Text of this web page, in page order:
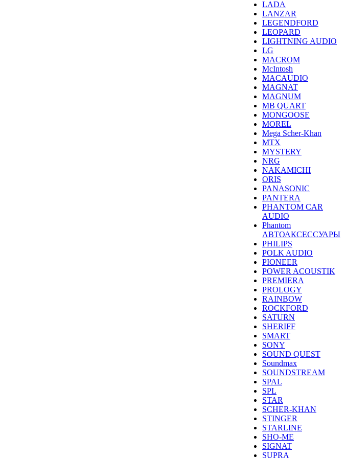
LADA
LANZAR
LEGENDFORD
LEOPARD
LIGHTNING AUDIO
LG
MACROM
McIntosh
MACAUDIO
MAGNAT
MAGNUM
MB QUART
MONGOOSE
MOREL
Mega Scher-Khan
MTX
MYSTERY
NRG
NAKAMICHI
ORIS
PANASONIC
PANTERA
PHANTOM CAR
AUDIO
Phantom
АВТОАКСЕССУАРЫ
PHILIPS
POLK AUDIO
PIONEER
POWER ACOUSTIK
PREMIERA
PROLOGY
RAINBOW
ROCKFORD
SATURN
SHERIFF
SMART
SONY
SOUND QUEST
Soundmax
SOUNDSTREAM
SPAL
SPL
STAR
SCHER-KHAN
STINGER
STARLINE
SHO-ME
SIGNAT
SUPRA